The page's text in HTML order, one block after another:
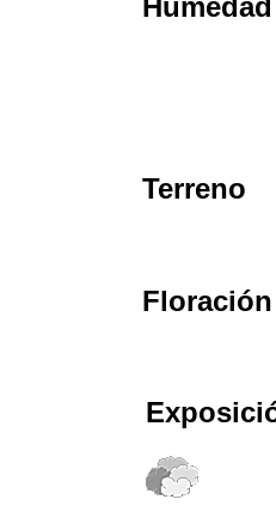
Humedad
Terreno
Floración